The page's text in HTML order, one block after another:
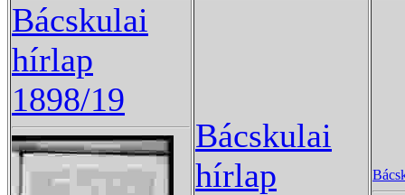
Bácskulai
hírlap
1898/19
Bácskulai
hírlap